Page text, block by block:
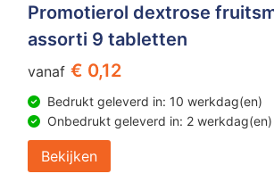
Promotierol dextrose
assorti 9 tabletten
vanaf € 0,12
Bedrukt geleverd in: 10 werkdag(en)
Onbedrukt geleverd in: 2 werkdag(en)
Bekijken